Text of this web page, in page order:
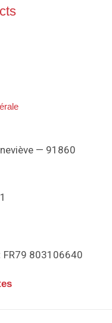
— 91860
FR79 803106640